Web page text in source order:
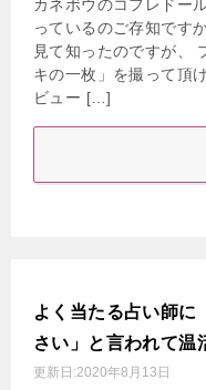
カネボウのコフレドー
っているのご存知です
見て知ったのですが、
キの一枚」を撮って頂
ビュー […]
よく当たる占い師に
さい」と言われて温
更新日:2020年8月13日